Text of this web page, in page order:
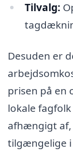
Tilvalg:
Desuden er
prisen på en
lokale
afhængigt
tilgængelige